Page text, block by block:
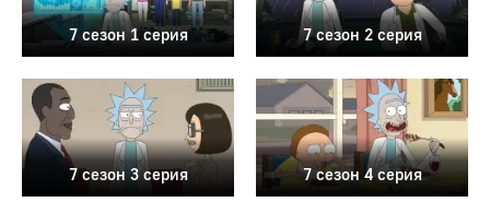
7 сезон 1 серия 7 сезон 2 серия
7 сезон 3 серия 7 сезон 4 серия